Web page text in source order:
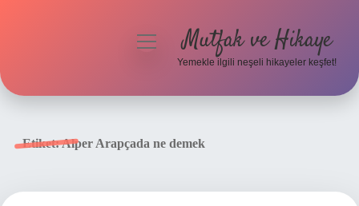
menüyüMutfak ve Hikaye
Yemekle ilgili neşeli hikayeler keşfet!
Etiket:Alper Arapçada ne demek